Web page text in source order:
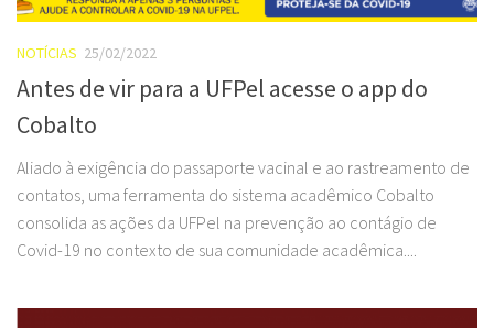
NOTÍCIAS 25/02/2022
Antes de vir para a UFPel acesse o app do
Cobalto
Aliado à exigência do passaporte vacinal e ao rastreamento de
contatos, uma ferramenta do sistema acadêmico Cobalto
consolida as ações da UFPel na prevenção ao contágio de
Covid-19 no contexto de sua comunidade acadêmica....